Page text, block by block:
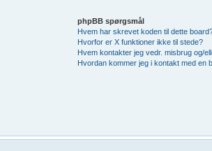
phpBB spørgsmål
Hvem har skrevet koden til dette
Hvorfor er X funktioner ikke til stede?
Hvem kontakter jeg vedr. misbrug og/
Hvordan kommer jeg i kontakt med en